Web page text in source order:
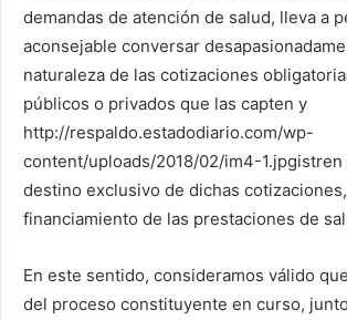
demandas de atención de salud, lleva a
aconsejable conversar
naturaleza de las cotizaciones
públicos o privados que las capten y
http://respaldo.estadodiario.com/wp-
content/uploads/2018/02/im4-1.jpgistren
destino exclusivo de dichas
financiamiento de las prestaciones de
En este sentido, consideramos válido
del proceso constituyente en curso,